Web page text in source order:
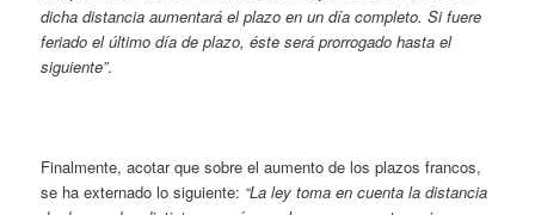
dicha distancia aumentará el plazo en un día completo. Si fuere
feriado el último día de plazo, éste será prorrogado hasta el
siguiente”.
Finalmente, acotar que sobre el aumento de los plazos francos,
se ha externado lo siguiente: “La ley toma en cuenta la distancia